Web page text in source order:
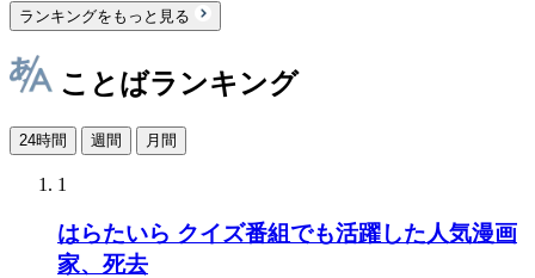
ランキングをもっと見る
ことばランキング
24時間 週間 月間
1
はらたいら クイズ番組でも活躍した人気漫画
家、死去